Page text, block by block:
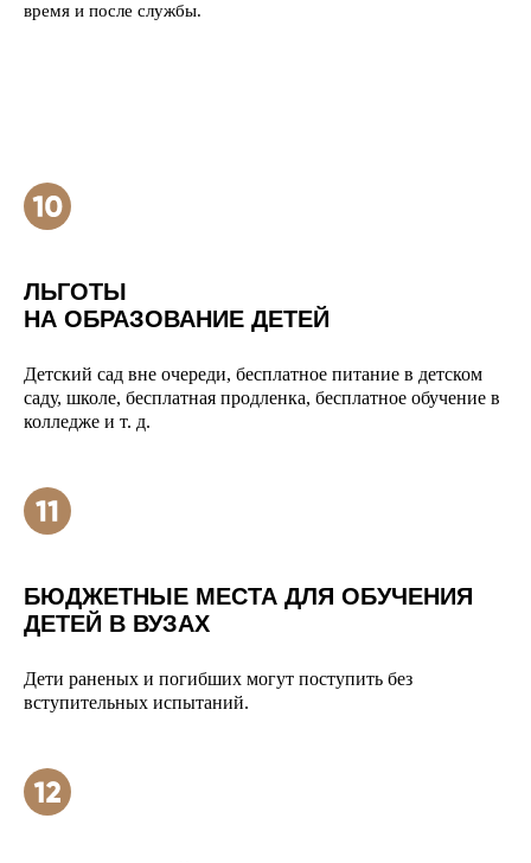
время и после службы.
ЛЬГОТЫ
НА ОБРАЗОВАНИЕ ДЕТЕЙ
Детский сад вне очереди, бесплатное питание в детском
саду, школе, бесплатная продленка, бесплатное обучение в
колледже и т. д.
БЮДЖЕТНЫЕ МЕСТА ДЛЯ ОБУЧЕНИЯ
ДЕТЕЙ В ВУЗАХ
Дети раненых и погибших могут поступить без
вступительных испытаний.